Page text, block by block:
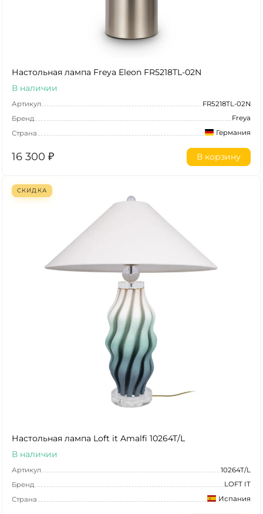
Настольная лампа Freya Eleon FR5218TL-02N
В наличии
Артикул
FR5218TL-02N
Бренд
Freya
Страна
Германия
16 300 ₽ В корзину
СКИДКА
Настольная лампа Loft it Amalfi 10264T/L
В наличии
Артикул
10264T/L
Бренд
LOFT IT
Страна
Испания